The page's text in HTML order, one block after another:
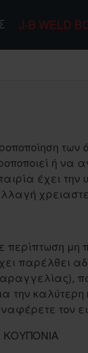
J-B WELD
των
ή να
έχει
περίπτωση
παρέλθει
την
τον
ΚΟΥΠΟΝΙΑ